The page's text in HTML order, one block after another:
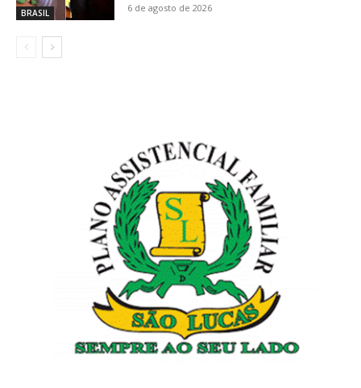
BRASIL 6 de agosto de 2026